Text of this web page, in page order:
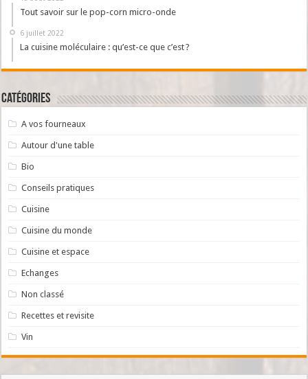
Tout savoir sur le pop-corn micro-onde
6 juillet 2022
La cuisine moléculaire : qu’est-ce que c’est ?
Catégories
A vos fourneaux
Autour d'une table
Bio
Conseils pratiques
Cuisine
Cuisine du monde
Cuisine et espace
Echanges
Non classé
Recettes et revisite
Vin